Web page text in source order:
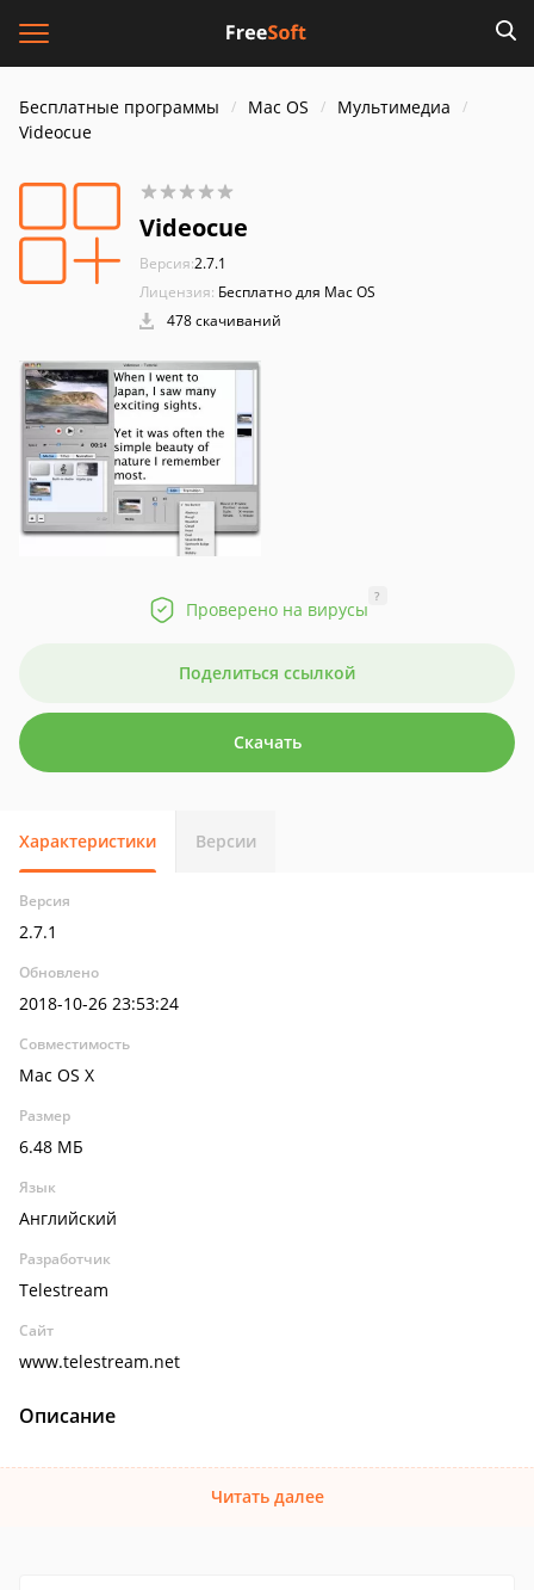
Бесплатные программы Mac OS
Мультимедиа
Videocue
Videocue
Версия:2.7.1
Лицензия: Бесплатно для Mac OS
478 скачиваний
Проверено на вирусы
?
Поделиться ссылкой
Скачать
Характеристики Версии
Версия
2.7.1
Обновлено
2018-10-26 23:53:24
Совместимость
Mac OS X
Размер
6.48 МБ
Язык
Английский
Разработчик
Telestream
Сайт
www.telestream.net
Описание
Читать далее